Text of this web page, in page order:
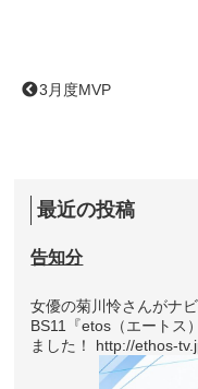
3月度MVP
最近の投稿
告知分
女優の菊川怜さんがナ
BS11『etos（エートス
ました！ http://ethos-